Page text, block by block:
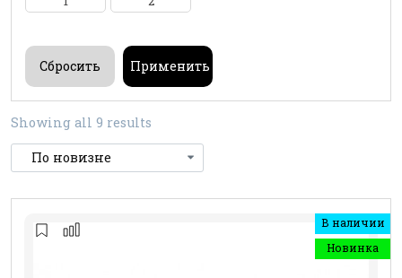
Showing all 9 results
В наличии
Новинка